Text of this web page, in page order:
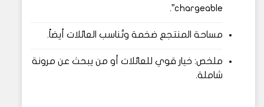
chargeable”.
مساحة المنتجع ضخمة وتُناسب العائلات أيضاً.
ملخص: خيار قوي للعائلات أو من يبحث عن مرونة
شاملة.